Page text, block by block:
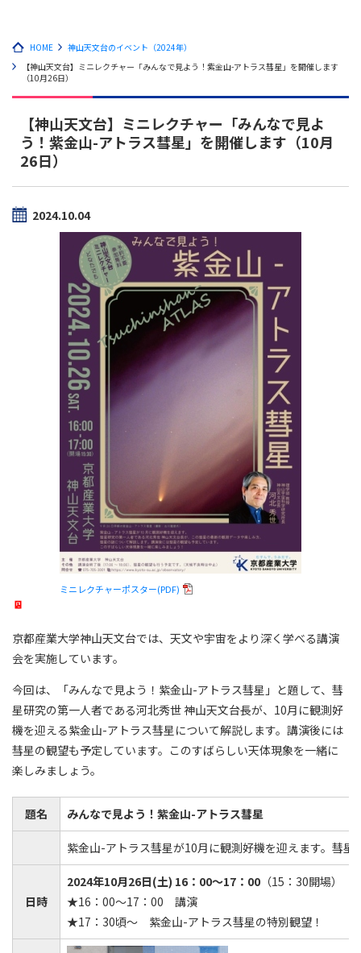
HOME
神山天文台のイベント（2024年）
【神山天文台】ミニレクチャー「みんなで見よう！紫金山-アトラス彗星」を開催します
（10月26日）
【神山天文台】ミニレクチャー「みんなで見よ
う！紫金山-アトラス彗星」を開催します（10月
26日）
2024.10.04
ミニレクチャーポスター(PDF)
京都産業大学神山天文台では、天文や宇宙をより深く学べる講演
会を実施しています。
今回は、「みんなで見よう！紫金山-アトラス彗星」と題して、彗
星研究の第一人者である河北秀世 神山天文台長が、10月に観測好
機を迎える紫金山-アトラス彗星について解説します。講演後には
彗星の観望も予定しています。このすばらしい天体現象を一緒に
楽しみましょう。
題名 みんなで見よう！紫金山-アトラス彗星
紫金山-アトラス彗星が10月に観測好機を迎えます。彗
日時
2024年10月26日(土) 16：00～17：00 （15：30開場）
★16：00～17：00 講演
★17：30頃～ 紫金山-アトラス彗星の特別観望！